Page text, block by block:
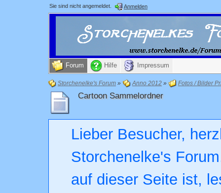
Sie sind nicht angemeldet. Anmelden
Forum Hilfe Impressum
Storchenelke's Forum » Anno 2012 » Fotos / Bilder
Cartoon Sammelordner
Lieber Besucher,
Storchenelke's
auf dieser Seite ist,